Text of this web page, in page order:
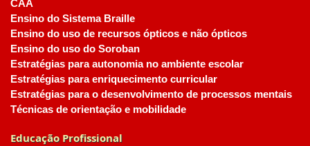
CAA
Ensino do Sistema Braille
Ensino do uso de recursos ópticos e não ópticos
Ensino do uso do Soroban
Estratégias para autonomia no ambiente escolar
Estratégias para enriquecimento curricular
Estratégias para o desenvolvimento de processos mentais
Técnicas de orientação e mobilidade
Educação Profissional